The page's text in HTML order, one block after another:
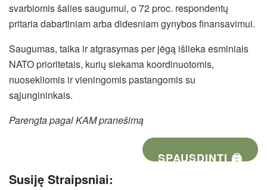
svarbiomis šalies saugumui, o 72 proc. respondentų
pritaria dabartiniam arba didesniam gynybos finansavimui.
Saugumas, taika ir atgrasymas per jėgą išlieka esminiais
NATO prioritetais, kurių siekama koordinuotomis,
nuosekliomis ir vieningomis pastangomis su
sąjungininkais.
Parengta pagal KAM pranešimą
SPAUSDINTI 🖨
Susiję Straipsniai: